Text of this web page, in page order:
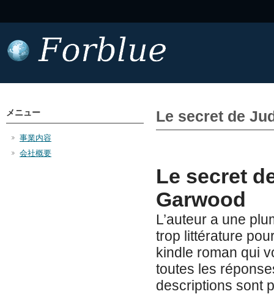
Le secret de
Le secret
Garwood
L’auteur a une
trop littérature
kindle roman qui
toutes les
descriptions sont
メニュー
事業内容
会社概要